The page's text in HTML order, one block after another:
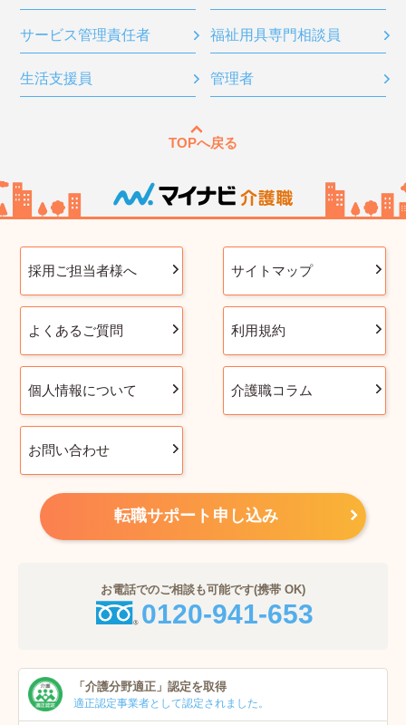
サービス管理責任者 福祉用具専門相談員
生活支援員 管理者
TOPへ戻る
採用ご担当者様へ サイトマップ
よくあるご質問 利用規約
個人情報について 介護職コラム
お問い合わせ
転職サポート申し込み
お電話でのご相談も可能です(携帯 OK)
0120-941-653
「介護分野適正」 認定を取得
適正認定事業者として認定されました。